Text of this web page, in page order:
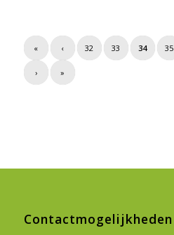
« ‹ 32 33 34 35
› »
Contactmogelijkheden